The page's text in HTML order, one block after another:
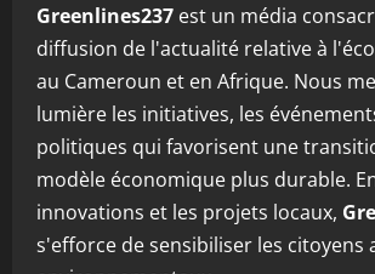
Greenlines237 est un média
diffusion de l'actualité relative à
au Cameroun et en Afrique. Nous
lumière les initiatives, les
politiques qui favorisent une
modèle économique plus durable.
innovations et les projets locaux,
s'efforce de sensibiliser les citoyens